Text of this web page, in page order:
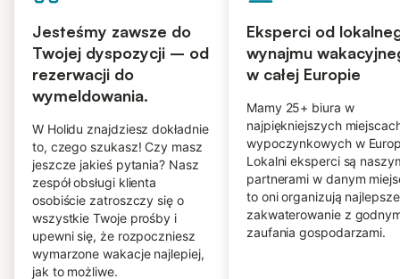
Jesteśmy zawsze do
Twojej dyspozycji – od
rezerwacji do
wymeldowania.
W Holidu znajdziesz dokładnie
to, czego szukasz! Czy masz
jeszcze jakieś pytania? Nasz
zespół obsługi klienta
osobiście zatroszczy się o
wszystkie Twoje prośby i
upewni się, że rozpoczniesz
wymarzone wakacje najlepiej,
jak to możliwe.
Eksperci od
wynajmu
w całej Europie
Mamy 25+ biura w
najpiękniejszych
wypoczynkowych w
Lokalni eksperci są
partnerami w danym
to oni organizują najlepsze
zakwaterowanie z
zaufania gospodarzami.